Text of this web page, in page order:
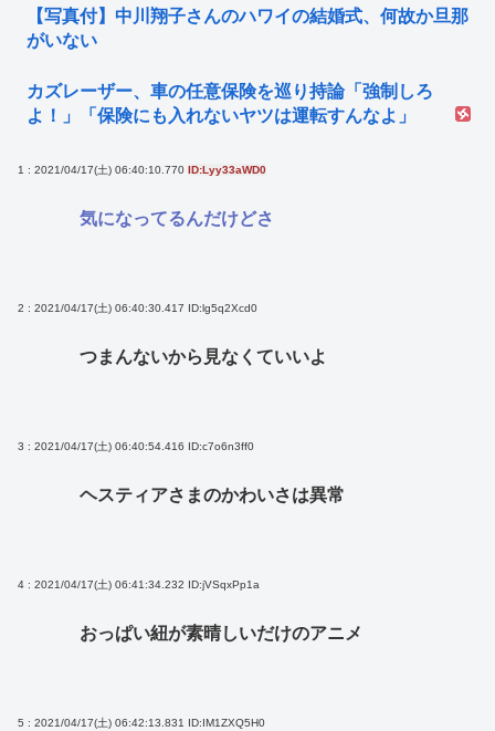
【写真付】中川翔子さんのハワイの結婚式、何故か旦那
がいない
カズレーザー、車の任意保険を巡り持論「強制しろ
よ！」「保険にも入れないヤツは運転すんなよ」
1 : 2021/04/17(土) 06:40:10.770 ID:Lyy33aWD0
気になってるんだけどさ
2 : 2021/04/17(土) 06:40:30.417 ID:lg5q2Xcd0
つまんないから見なくていいよ
3 : 2021/04/17(土) 06:40:54.416 ID:c7o6n3ff0
ヘスティアさまのかわいさは異常
4 : 2021/04/17(土) 06:41:34.232 ID:jVSqxPp1a
おっぱい紐が素晴しいだけのアニメ
5 : 2021/04/17(土) 06:42:13.831 ID:IM1ZXQ5H0